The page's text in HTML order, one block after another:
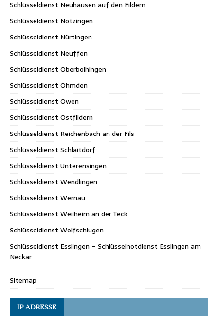
Schlüsseldienst Neuhausen auf den Fildern
Schlüsseldienst Notzingen
Schlüsseldienst Nürtingen
Schlüsseldienst Neuffen
Schlüsseldienst Oberboihingen
Schlüsseldienst Ohmden
Schlüsseldienst Owen
Schlüsseldienst Ostfildern
Schlüsseldienst Reichenbach an der Fils
Schlüsseldienst Schlaitdorf
Schlüsseldienst Unterensingen
Schlüsseldienst Wendlingen
Schlüsseldienst Wernau
Schlüsseldienst Weilheim an der Teck
Schlüsseldienst Wolfschlugen
Schlüsseldienst Esslingen – Schlüsselnotdienst Esslingen am
Neckar
Sitemap
IP ADRESSE